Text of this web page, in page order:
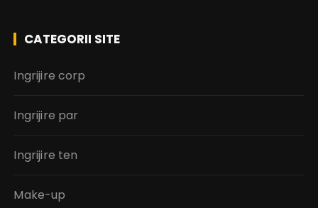
CATEGORII SITE
Ingrijire corp
Ingrijire par
Ingrijire ten
Make-up